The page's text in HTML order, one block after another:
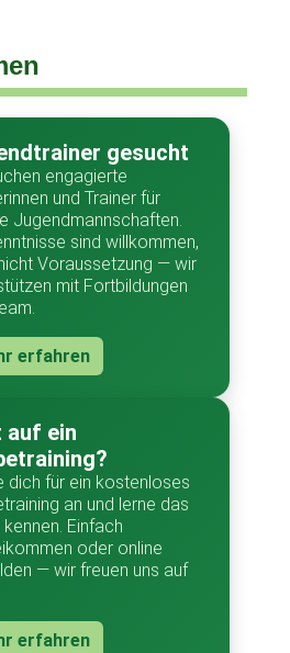
gesucht
engagierte
und Trainer für
Jugendmannschaften.
sind willkommen,
Voraussetzung — wir
mit Fortbildungen
erfahren
auf ein
dich für ein kostenloses
an und lerne das
Einfach
oder online
— wir freuen uns auf
erfahren